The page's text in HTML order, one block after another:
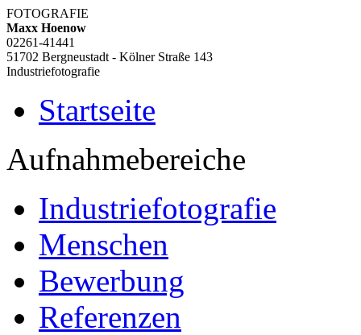
FOTOGRAFIE
Maxx Hoenow
02261-41441
51702 Bergneustadt - Kölner Straße 143
Industriefotografie
Startseite
Aufnahmebereiche
Industriefotografie
Menschen
Bewerbung
Referenzen